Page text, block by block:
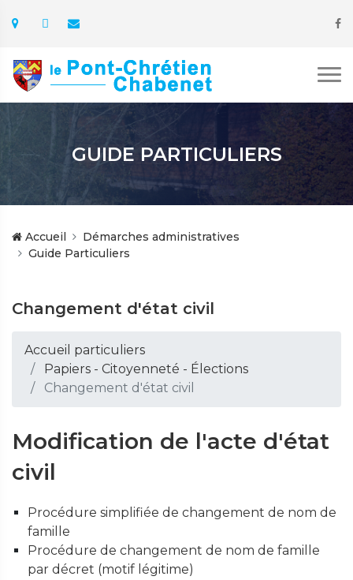
GUIDE PARTICULIERS
Accueil
Démarches administratives
Guide Particuliers
Changement d'état civil
Accueil particuliers
Papiers - Citoyenneté - Élections
Changement d'état civil
Modification de l'acte d'état
civil
Procédure simplifiée de changement de nom de
famille
Procédure de changement de nom de famille
par décret (motif légitime)